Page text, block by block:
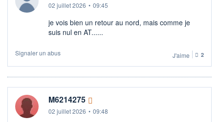
02 juillet 2026 • 09:45
je vois bien un retour au nord, mais comme je
suis nul en AT......
Signaler un abus J'aime 2
M6214275
02 juillet 2026 • 09:48